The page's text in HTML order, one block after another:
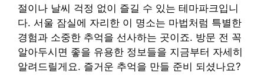
절이나 날씨 걱정 없이 즐길 수 있는 테마파크입니
다. 서울 잠실에 자리한 이 명소는 마법처럼 특별한
경험과 소중한 추억을 선사하는 곳이죠. 방문 전 꼭
알아두시면 좋을 유용한 정보들을 지금부터 자세히
알려드릴게요. 즐거운 추억을 만들 준비 되셨나요?